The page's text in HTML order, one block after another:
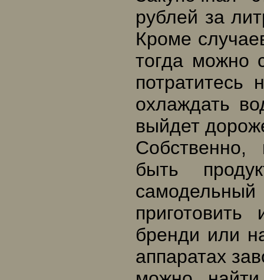
рублей за
Кроме
тогда можно
потратитесь
охлаждать
выйдет
Собственно,
быть
бренди или
аппаратах